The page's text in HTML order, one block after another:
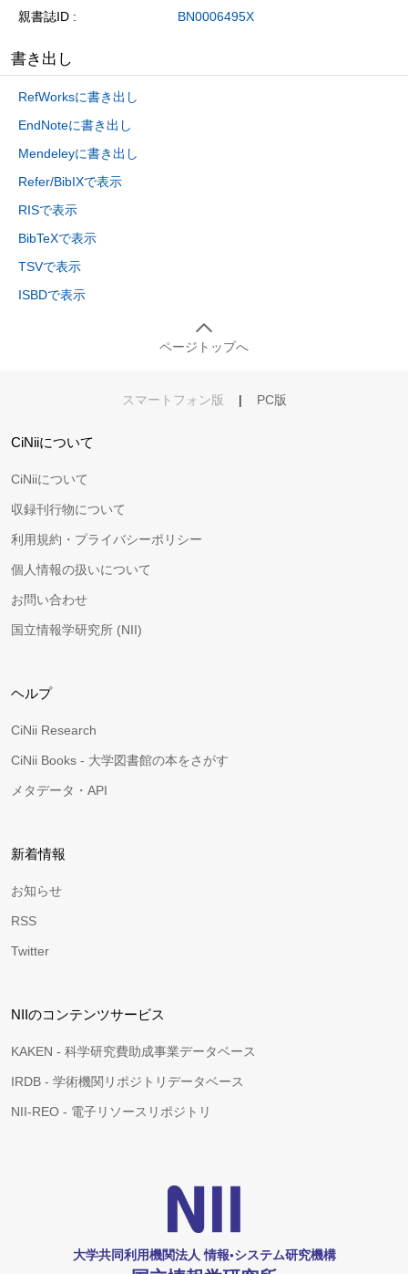
親書誌ID BN0006495X
書き出し
RefWorksに書き出し
EndNoteに書き出し
Mendeleyに書き出し
Refer/BibIXで表示
RISで表示
BibTeXで表示
TSVで表示
ISBDで表示
ページトップへ
スマートフォン版 | PC版
CiNiiについて
CiNiiについて
収録刊行物について
利用規約・プライバシーポリシー
個人情報の扱いについて
お問い合わせ
国立情報学研究所 (NII)
ヘルプ
CiNii Research
CiNii Books - 大学図書館の本をさがす
メタデータ・API
新着情報
お知らせ
RSS
Twitter
NIIのコンテンツサービス
KAKEN - 科学研究費助成事業データベース
IRDB - 学術機関リポジトリデータベース
NII-REO - 電子リソースリポジトリ
大学共同利用機関法人 情報•システム研究機構